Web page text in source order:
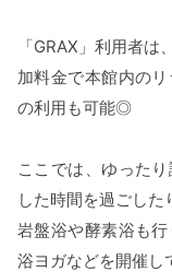
「GRAX」利用者
加料金で本館内の
の利用も可能◎
ここでは、ゆった
した時間を過ごした
岩盤浴や酵素浴も
浴ヨガなどを開催し